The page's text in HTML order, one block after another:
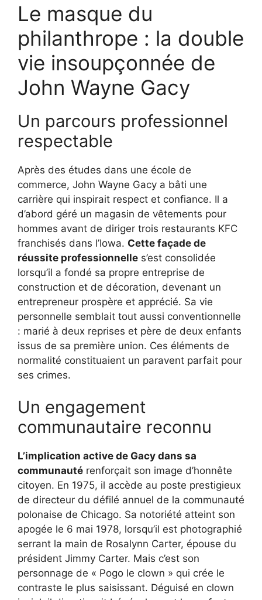
Le masque du
philanthrope : la double
vie insoupçonnée de
John Wayne Gacy
Un parcours professionnel
respectable
Après des études dans une école de
commerce, John Wayne Gacy a bâti une
carrière qui inspirait respect et confiance. Il a
d’abord géré un magasin de vêtements pour
hommes avant de diriger trois restaurants KFC
franchisés dans l’Iowa. Cette façade de
réussite professionnelle s’est consolidée
lorsqu’il a fondé sa propre entreprise de
construction et de décoration, devenant un
entrepreneur prospère et apprécié. Sa vie
personnelle semblait tout aussi conventionnelle
: marié à deux reprises et père de deux enfants
issus de sa première union. Ces éléments de
normalité constituaient un paravent parfait pour
ses crimes.
Un engagement
communautaire reconnu
L’implication active de Gacy dans sa
communauté renforçait son image d’honnête
citoyen. En 1975, il accède au poste prestigieux
de directeur du défilé annuel de la communauté
polonaise de Chicago. Sa notoriété atteint son
apogée le 6 mai 1978, lorsqu’il est photographié
serrant la main de Rosalynn Carter, épouse du
président Jimmy Carter. Mais c’est son
personnage de « Pogo le clown » qui crée le
contraste le plus saisissant. Déguisé en clown